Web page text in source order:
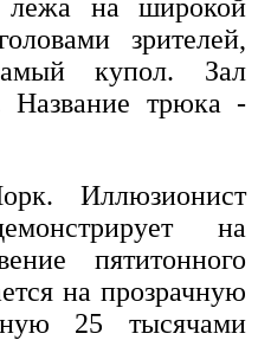
лежа на широкой
зрителей,
купол. Зал
Название трюка -
Иллюзионист
на
пятитонного
на прозрачную
25 тысячами